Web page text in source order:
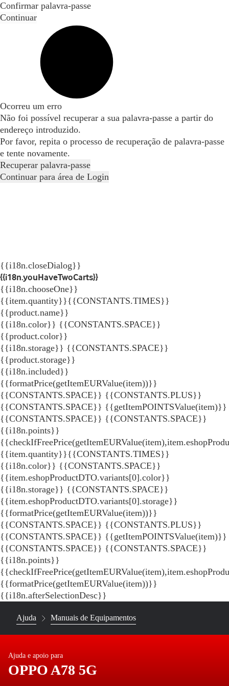
Confirmar palavra-passe
Continuar
Ocorreu um erro
Não foi possível recuperar a sua palavra-passe a partir do
endereço introduzido.
Por favor, repita o processo de recuperação de palavra-passe
e tente novamente.
Recuperar palavra-passe
Continuar para área de Login
{{i18n.closeDialog}}
{{i18n.youHaveTwoCarts}}
{{i18n.chooseOne}}
{{item.quantity}}{{CONSTANTS.TIMES}}
{{product.name}}
{{i18n.color}} {{CONSTANTS.SPACE}}
{{product.color}}
{{i18n.storage}} {{CONSTANTS.SPACE}}
{{product.storage}}
{{i18n.included}}
{{formatPrice(getItemEURValue(item))}}
{{CONSTANTS.SPACE}} {{CONSTANTS.PLUS}}
{{CONSTANTS.SPACE}} {{getItemPOINTSValue(item)}}
{{CONSTANTS.SPACE}} {{CONSTANTS.SPACE}}
{{i18n.points}}
{{item.quantity}}{{CONSTANTS.TIMES}}
{{i18n.color}} {{CONSTANTS.SPACE}}
{{item.eshopProductDTO.variants[0].color}}
{{i18n.storage}} {{CONSTANTS.SPACE}}
{{item.eshopProductDTO.variants[0].storage}}
{{formatPrice(getItemEURValue(item))}}
{{CONSTANTS.SPACE}} {{CONSTANTS.PLUS}}
{{CONSTANTS.SPACE}} {{getItemPOINTSValue(item)}}
{{CONSTANTS.SPACE}} {{CONSTANTS.SPACE}}
{{i18n.points}}
{{formatPrice(getItemEURValue(item))}}
{{i18n.afterSelectionDesc}}
Ajuda Manuais de Equipamentos
Ajuda e apoio para
OPPO A78 5G